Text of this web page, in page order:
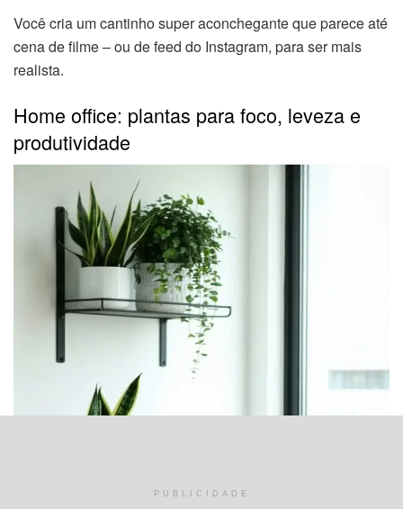
Você cria um cantinho super aconchegante que parece até
cena de filme – ou de feed do Instagram, para ser mais
realista.
Home office: plantas para foco, leveza e
produtividade
PUBLICIDADE